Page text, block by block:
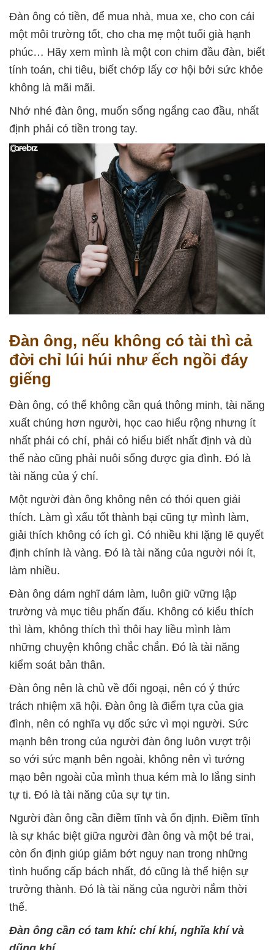
Đàn ông có tiền, để mua nhà, mua xe, cho con cái
một môi trường tốt, cho cha mẹ một tuổi già hạnh
phúc… Hãy xem mình là một con chim đầu đàn, biết
tính toán, chi tiêu, biết chớp lấy cơ hội bởi sức khỏe
không là mãi mãi.
Nhớ nhé đàn ông, muốn sống ngẩng cao đầu, nhất
định phải có tiền trong tay.
Đàn ông, nếu không có tài thì cả
đời chỉ lúi húi như ếch ngồi đáy
giếng
Đàn ông, có thể không cần quá thông minh, tài năng
xuất chúng hơn người, học cao hiểu rộng nhưng ít
nhất phải có chí, phải có hiểu biết nhất định và dù
thế nào cũng phải nuôi sống được gia đình. Đó là
tài năng của ý chí.
Một người đàn ông không nên có thói quen giải
thích. Làm gì xấu tốt thành bại cũng tự mình làm,
giải thích không có ích gì. Có nhiều khi lặng lẽ quyết
định chính là vàng. Đó là tài năng của người nói ít,
làm nhiều.
Đàn ông dám nghĩ dám làm, luôn giữ vững lập
trường và mục tiêu phấn đấu. Không có kiểu thích
thì làm, không thích thì thôi hay liều mình làm
những chuyện không chắc chắn. Đó là tài năng
kiểm soát bản thân.
Đàn ông nên là chủ về đối ngoại, nên có ý thức
trách nhiệm xã hội. Đàn ông là điểm tựa của gia
đình, nên có nghĩa vụ dốc sức vì mọi người. Sức
mạnh bên trong của người đàn ông luôn vượt trội
so với sức mạnh bên ngoài, không nên vì tướng
mạo bên ngoài của mình thua kém mà lo lắng sinh
tự ti. Đó là tài năng của sự tự tin.
Người đàn ông cần điềm tĩnh và ổn định. Điềm tĩnh
là sự khác biệt giữa người đàn ông và một bé trai,
còn ổn định giúp giảm bớt nguy nan trong những
tình huống cấp bách nhất, đó cũng là thể hiện sự
trưởng thành. Đó là tài năng của người nắm thời
thế.
Đàn ông cần có tam khí: chí khí, nghĩa khí và